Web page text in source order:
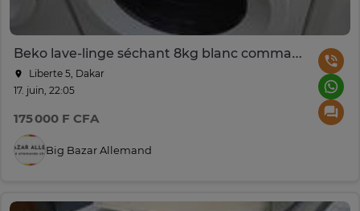
Beko lave-linge séchant 8kg blanc commandes digitales
Liberte 5, Dakar
17. juin, 22:05
175 000 F CFA
Big Bazar Allemand